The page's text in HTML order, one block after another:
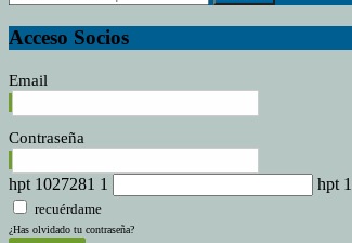
Acceso Socios
Email
Contraseña
hpt 1027281 1 hpt
recuérdame
¿Has olvidado tu contraseña?